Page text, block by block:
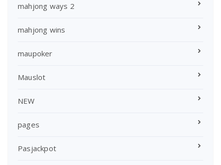
mahjong ways 2
mahjong wins
maupoker
Mauslot
NEW
pages
Pasjackpot